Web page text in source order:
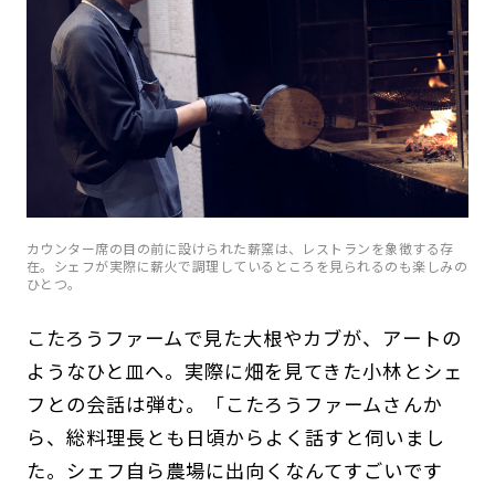
カウンター席の目の前に設けられた薪窯は、レストランを象徴する存
在。シェフが実際に薪火で調理しているところを見られるのも楽しみの
ひとつ。
こたろうファームで見た大根やカブが、アートの
ようなひと皿へ。実際に畑を見てきた小林とシェ
フとの会話は弾む。「こたろうファームさんか
ら、総料理長とも日頃からよく話すと伺いまし
た。シェフ自ら農場に出向くなんてすごいです